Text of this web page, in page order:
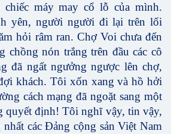
máy may cổ lỗ của mình.
yên, người người đi lại trên lối
hỏi râm ran. Chợ Voi chưa đến
chồng nón trắng trên đầu các cô
đã ngất ngưởng ngược lên chợ,
khách. Tôi xốn xang và hồ hởi
cách mạng đã ngoặt sang một
quyết định! Tôi nghĩ vậy, tin vậy,
các Đảng cộng sản Việt Nam